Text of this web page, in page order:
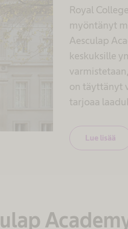
Royal
myöntänyt
Aesculap
keskuksille
on täyttänyt
tarjoaa
Lue lisää